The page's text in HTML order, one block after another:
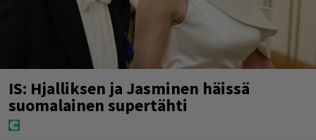
IS: Hjalliksen ja Jasminen häissä
suomalainen supertähti